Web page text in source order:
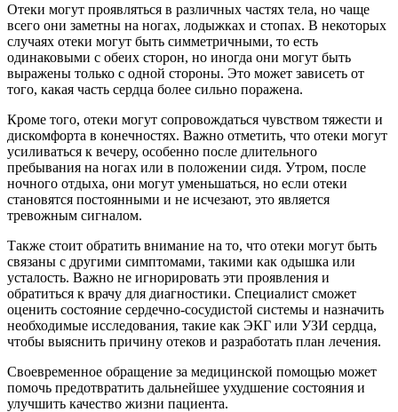
Отеки могут проявляться в различных частях тела, но чаще
всего они заметны на ногах, лодыжках и стопах. В некоторых
случаях отеки могут быть симметричными, то есть
одинаковыми с обеих сторон, но иногда они могут быть
выражены только с одной стороны. Это может зависеть от
того, какая часть сердца более сильно поражена.
Кроме того, отеки могут сопровождаться чувством тяжести и
дискомфорта в конечностях. Важно отметить, что отеки могут
усиливаться к вечеру, особенно после длительного
пребывания на ногах или в положении сидя. Утром, после
ночного отдыха, они могут уменьшаться, но если отеки
становятся постоянными и не исчезают, это является
тревожным сигналом.
Также стоит обратить внимание на то, что отеки могут быть
связаны с другими симптомами, такими как одышка или
усталость. Важно не игнорировать эти проявления и
обратиться к врачу для диагностики. Специалист сможет
оценить состояние сердечно-сосудистой системы и назначить
необходимые исследования, такие как ЭКГ или УЗИ сердца,
чтобы выяснить причину отеков и разработать план лечения.
Своевременное обращение за медицинской помощью может
помочь предотвратить дальнейшее ухудшение состояния и
улучшить качество жизни пациента.